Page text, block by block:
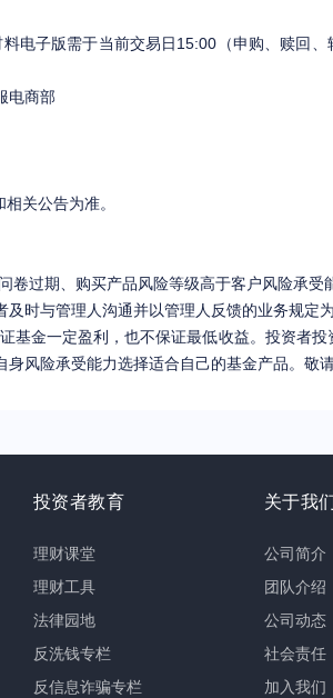
电子版需于当前交易日15:00（申购、赎回
电商部
关公告为准。
过期、购买产品风险等级高于客户风险承
时与管理人沟通并以管理人反馈的业务规定为
金一定盈利，也不保证最低收益。投资者
风险承受能力选择适合自己的基金产品。敬
投资者教育
理财课堂
理财工具
法律园地
反洗钱专栏
反信息诈骗专栏
关于我
公司简介
团队介绍
公司动态
社会责任
加入我们